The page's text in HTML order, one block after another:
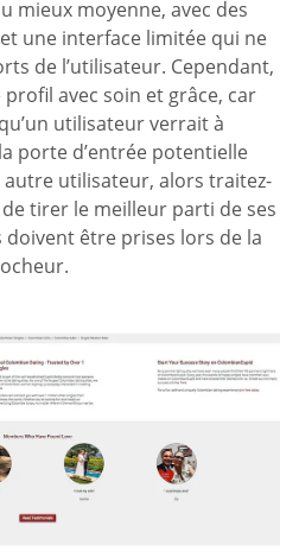
mieux moyenne, avec des
une interface limitée qui ne
de l’utilisateur. Cependant,
avec soin et grâce, car
utilisateur verrait à
porte d’entrée potentielle
autre utilisateur, alors traitez-
tirer le meilleur parti de ses
être prises lors de la